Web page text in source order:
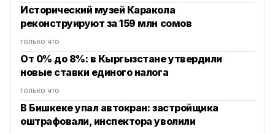
Исторический музей Каракола
реконструируют за 159 млн сомов
только что
От 0% до 8%: в Кыргызстане утвердили
новые ставки единого налога
только что
В Бишкеке упал автокран: застройщика
оштрафовали, инспектора уволили